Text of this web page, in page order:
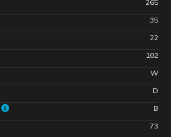
265
35
22
102
W
D
B
73